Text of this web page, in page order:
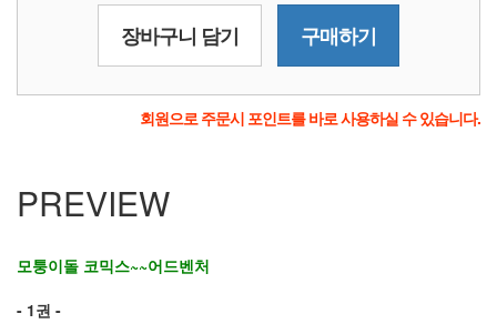
장바구니 담기 구매하기
회원으로 주문시 포인트를 바로 사용하실 수 있습니다.
PREVIEW
모퉁이돌 코믹스~~어드벤처
- 1권 -